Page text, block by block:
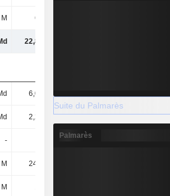
640 M
22,82 Md
6,03 Md
2,25 Md 2,22 Md 2,26 Md
-
24,62 M
Suite du Palmarès
Palmarès